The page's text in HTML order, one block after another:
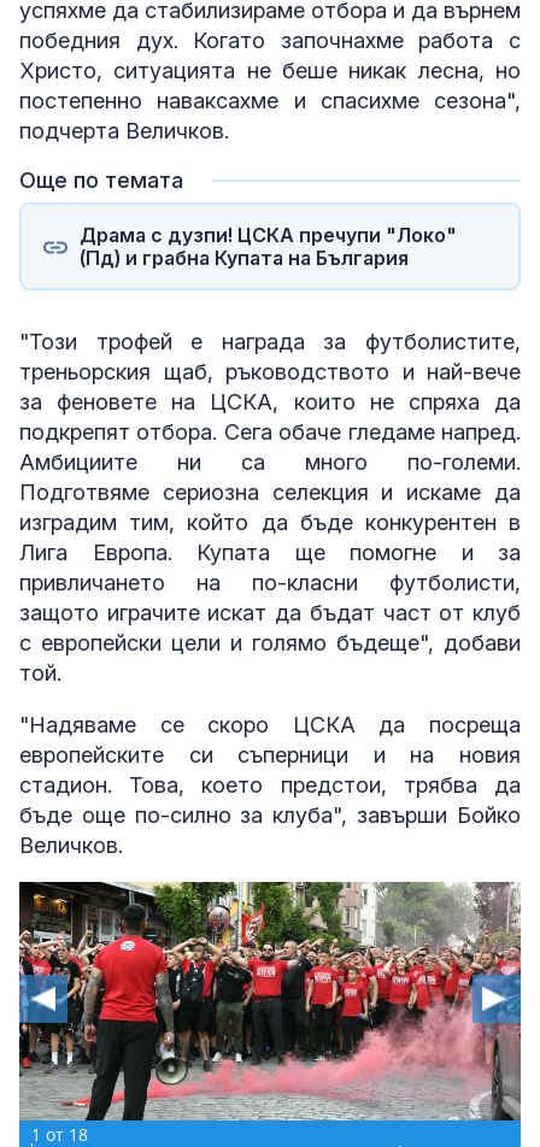
успяхме да стабилизираме отбора и да върнем
победния дух. Когато започнахме работа с
Христо, ситуацията не беше никак лесна, но
постепенно наваксахме и спасихме сезона",
подчерта Величков.
Още по темата
Драма с дузпи! ЦСКА пречупи "Локо"
(Пд) и грабна Купата на България
"Този трофей е награда за футболистите,
треньорския щаб, ръководството и най-вече
за феновете на ЦСКА, които не спряха да
подкрепят отбора. Сега обаче гледаме напред.
Амбициите ни са много по-големи.
Подготвяме сериозна селекция и искаме да
изградим тим, който да бъде конкурентен в
Лига Европа. Купата ще помогне и за
привличането на по-класни футболисти,
защото играчите искат да бъдат част от клуб
с европейски цели и голямо бъдеще", добави
той.
"Надяваме се скоро ЦСКА да посреща
европейските си съперници и на новия
стадион. Това, което предстои, трябва да
бъде още по-силно за клуба", завърши Бойко
Величков.
1 от 18
1 от 18
1 от 18
1 от 18
1 от 18
1 от 18
1 от 18
1 от 18
1 от 18
1 от 18
1 от 18
1 от 18
1 от 18
1 от 18
1 от 18
1 от 18
1 от 18
1 от 18